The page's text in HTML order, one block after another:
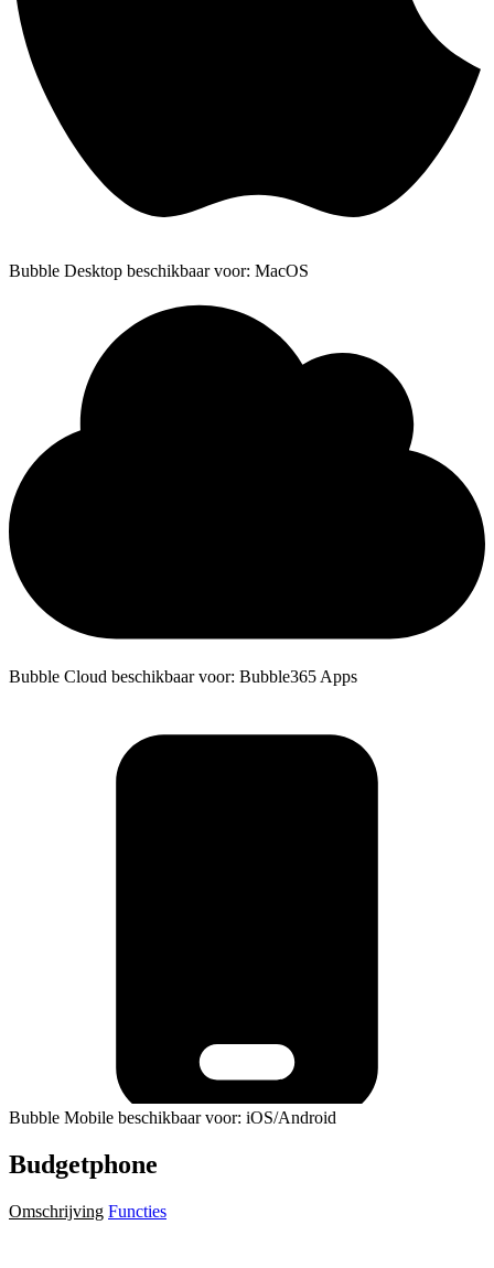
Bubble Desktop beschikbaar voor: MacOS
Bubble Cloud beschikbaar voor: Bubble365 Apps
Bubble Mobile beschikbaar voor: iOS/Android
Budgetphone
Omschrijving Functies